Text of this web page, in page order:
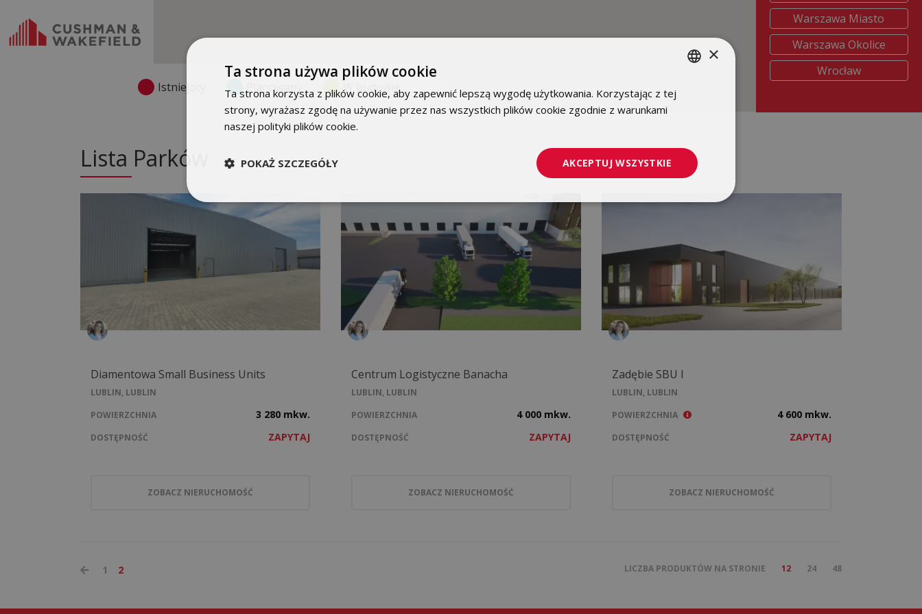
Istniejący Planowany W budowie
Warszawa Miasto
Warszawa Okolice
Wrocław
Lista Parków
Diamentowa Small Business Units
LUBLIN, LUBLIN
POWIERZCHNIA
3 280 mkw.
DOSTĘPNOŚĆ ZAPYTAJ
ZOBACZ NIERUCHOMOŚĆ
Centrum Logistyczne Banacha
LUBLIN, LUBLIN
POWIERZCHNIA
4 000 mkw.
DOSTĘPNOŚĆ ZAPYTAJ
ZOBACZ NIERUCHOMOŚĆ
Zadębie SBU I
LUBLIN, LUBLIN
POWIERZCHNIA
4 600 mkw.
DOSTĘPNOŚĆ ZAPYTAJ
ZOBACZ NIERUCHOMOŚĆ
1 2 LICZBA PRODUKTÓW NA STRONIE 12 24 48
×
Ta strona używa plików cookie
Ta strona korzysta z plików cookie, aby zapewnić lepszą wygodę użytkowania. Korzystając z tej
strony, wyrażasz zgodę na używanie przez nas wszystkich plików cookie zgodnie z warunkami
naszej polityki plików cookie.
AKCEPTUJ WSZYSTKIE
POKAŻ SZCZEGÓŁY